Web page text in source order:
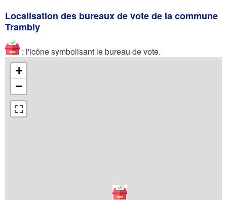
Localisation des bureaux de vote de la commune
Trambly
: l'icône symbolisant le bureau de vote.
+
−